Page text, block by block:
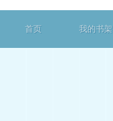
首页 我的书架